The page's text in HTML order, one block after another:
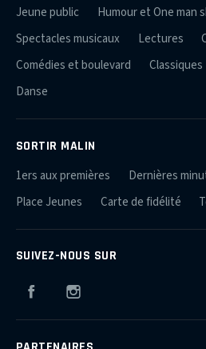
Jeune public
Humour et One man
Spectacles musicaux
Lectures
Comédies et boulevard
Classiques
Danse
SORTIR MALIN
1ers aux premières Dernières
Place Jeunes
Carte de fidélité
SUIVEZ-NOUS SUR
Facebook